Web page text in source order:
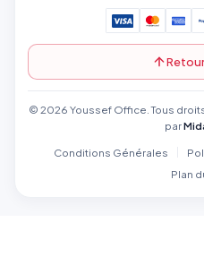
© 2026 Youssef Office. Tous
par
Conditions Générales
Plan